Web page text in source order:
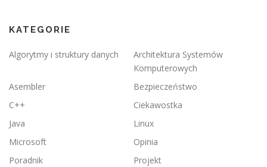
KATEGORIE
Algorytmy i struktury danych
Architektura Systemów
Komputerowych
Asembler
Bezpieczeństwo
C++
Ciekawostka
Java
Linux
Microsoft
Opinia
Poradnik
Projekt